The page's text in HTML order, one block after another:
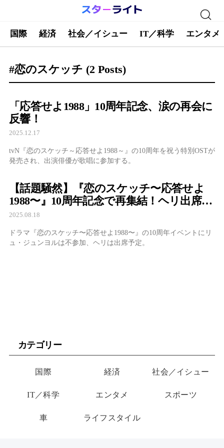
国際 経済 社会／イシュー IT／科学 エンタメ
#恋のスケッチ (2 Posts)
「応答せよ1988」10周年記念、涙の再会に
反響！
2025.12.17
tvN『恋のスケッチ～応答せよ1988～』の10周年を祝う特別OSTが
発売され、出演俳優が歌唱に参加する。
【話題騒然】『恋のスケッチ〜応答せよ
1988〜』10周年記念で再集結！ヘリ出席＆
リュ・ジュンヨル不在の理由とは？
2025.08.18
ドラマ『恋のスケッチ〜応答せよ1988〜』の10周年イベントにリ
ュ・ジュンヨルは不参加、ヘリは出席予定。
カテゴリー
国際 経済 社会／イシュー
IT／科学 エンタメ スポーツ
車 ライフスタイル